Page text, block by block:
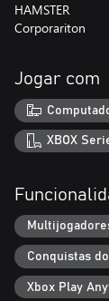
HAMSTER
Corporariton
Jogar com
XBOX
Conquistas
Xbox Play